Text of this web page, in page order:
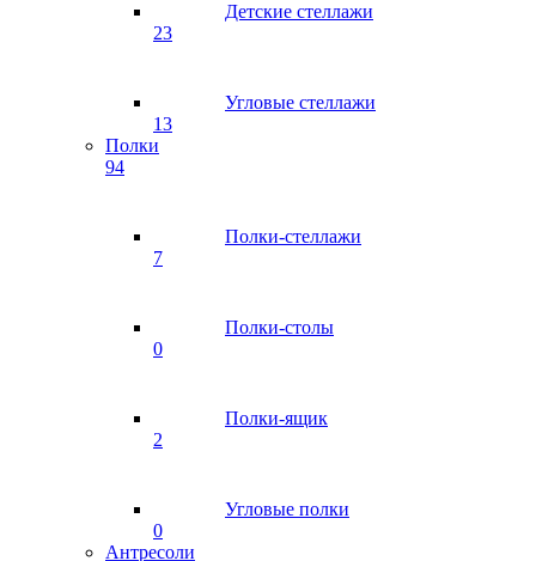
Детские стеллажи
23
Угловые стеллажи
13
Полки
94
Полки-стеллажи
7
Полки-столы
0
Полки-ящик
2
Угловые полки
0
Антресоли